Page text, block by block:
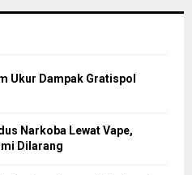
Ukur Dampak Gratispol
Narkoba Lewat Vape,
Dilarang